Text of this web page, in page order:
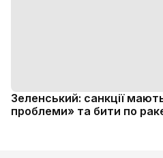
Зеленський: санкції
проблеми» та бити по